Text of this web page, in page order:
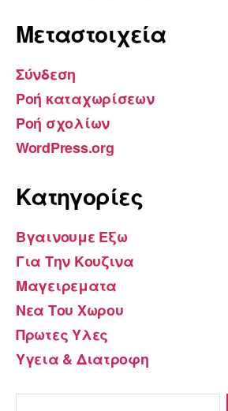
Μεταστοιχεία
Σύνδεση
Ροή καταχωρίσεων
Ροή σχολίων
WordPress.org
Kατηγορίες
Βγαινουμε Εξω
Για Την Κουζινα
Μαγειρεματα
Νεα Του Χωρου
Πρωτες Υλες
Υγεια & Διατροφη